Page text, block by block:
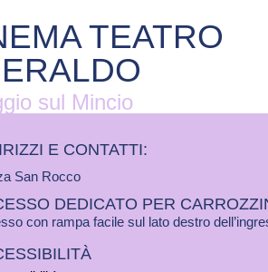
TEATRO
sul Mincio
E CONTATTI:​
San Rocco
DEDICATO PER
con rampa facile sul lato destro